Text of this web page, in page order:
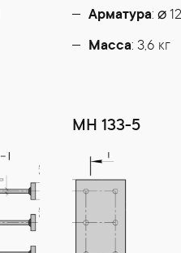
Арматура: ⌀
Масса: 3,6 кг
МН 133-5